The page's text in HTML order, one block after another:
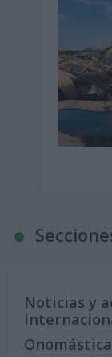
Noticias y